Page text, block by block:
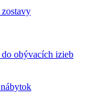
obývacích izieb